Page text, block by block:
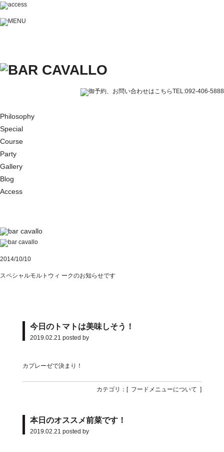
Philosophy
Special
Course
Party
Gallery
Blog
Access
2014/10/10
スペシャルモルトウィ ークのお知らせです
今日のトマトは美味しそう！
2019.02.21 posted by
カプレーゼで決まり！
カテゴリ：[ フードメニューについて ]
本日のオススメ前菜です！
2019.02.21 posted by